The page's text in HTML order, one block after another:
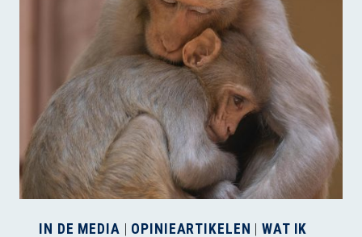
VOOR
DIEREN
IN DE MEDIA OPINIEARTIKELEN
WAT IK